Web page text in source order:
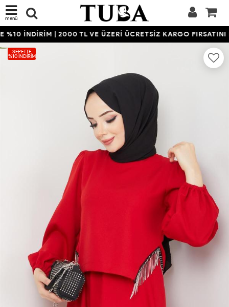
menü
İNDİRİM | 2000 TL VE ÜZERİ ÜCRETSİZ KARGO FIRSATINI
SEPETTE
%10 İNDIRIM